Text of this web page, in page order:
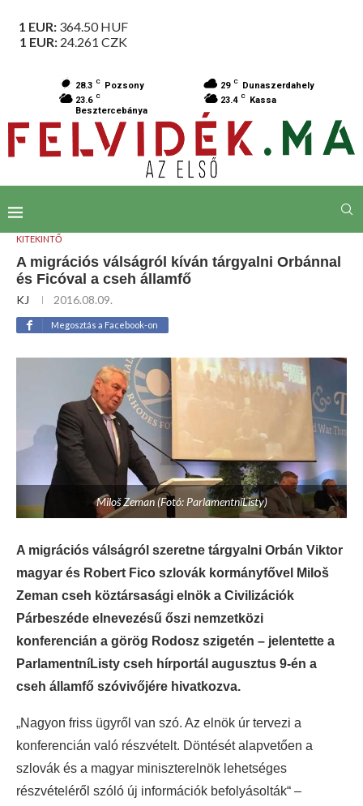
1 EUR: 364.50HUF
1 EUR: 24.261 CZK
28.3 C Pozsony 29 C
Dunaszerdahely
23.6 C
Besztercebánya
23.4 C Kassa
KITEKINTŐ
A migrációs válságról kíván tárgyalni Orbánnal
és Ficóval a cseh államfő
KJ 2016.08.09.
Megosztás a Facebook-on
Miloš Zeman (Fotó: ParlamentníListy)
A migrációs válságról szeretne tárgyalni Orbán Viktor
magyar és Robert Fico szlovák kormányfővel Miloš
Zeman cseh köztársasági elnök a Civilizációk
Párbeszéde elnevezésű őszi nemzetközi
konferencián a görög Rodosz szigetén – jelentette a
ParlamentníListy cseh hírportál augusztus 9-én a
cseh államfő szóvivőjére hivatkozva.
„Nagyon friss ügyről van szó. Az elnök úr tervezi a
konferencián való részvételt. Döntését alapvetően a
szlovák és a magyar miniszterelnök lehetséges
részvételéről szóló új információk befolyásolták“ –